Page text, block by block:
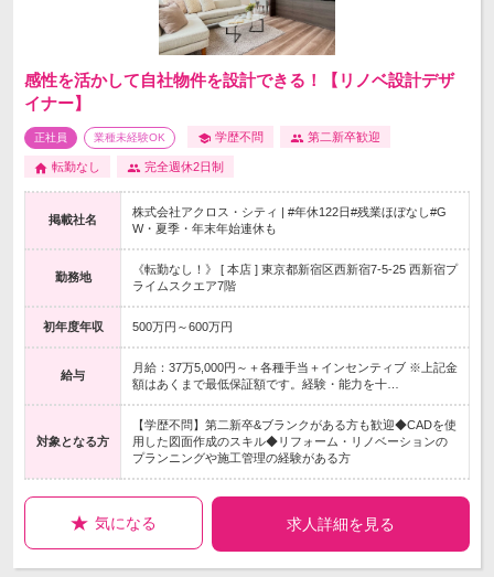
感性を活かして自社物件を設計できる！【リノベ設計デザ
イナー】
正社員 業種未経験OK 学歴不問 第二新卒歓迎
転勤なし 完全週休2日制
掲載社名
株式会社アクロス・シティ | #年休122日#残業ほぼなし#G
W・夏季・年末年始連休も
勤務地
《転勤なし！》 [ 本店 ] 東京都新宿区西新宿7-5-25 西新宿プ
ライムスクエア7階
初年度年収 500万円～600万円
給与
月給：37万5,000円～＋各種手当＋インセンティブ ※上記金
額はあくまで最低保証額です。経験・能力を十…
対象となる方
【学歴不問】第二新卒&ブランクがある方も歓迎◆CADを使
用した図面作成のスキル◆リフォーム・リノベーションの
プランニングや施工管理の経験がある方
気になる 求人詳細を見る